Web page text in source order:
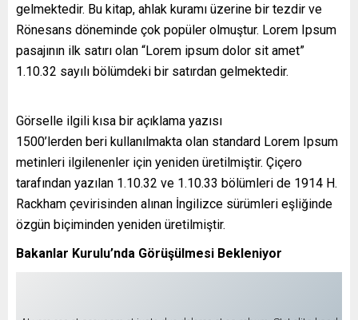
gelmektedir. Bu kitap, ahlak kuramı üzerine bir tezdir ve
Rönesans döneminde çok popüler olmuştur. Lorem Ipsum
pasajının ilk satırı olan “Lorem ipsum dolor sit amet”
1.10.32 sayılı bölümdeki bir satırdan gelmektedir.
Görselle ilgili kısa bir açıklama yazısı
1500’lerden beri kullanılmakta olan standard Lorem Ipsum
metinleri ilgilenenler için yeniden üretilmiştir. Çiçero
tarafından yazılan 1.10.32 ve 1.10.33 bölümleri de 1914 H.
Rackham çevirisinden alınan İngilizce sürümleri eşliğinde
özgün biçiminden yeniden üretilmiştir.
Bakanlar Kurulu’nda Görüşülmesi Bekleniyor